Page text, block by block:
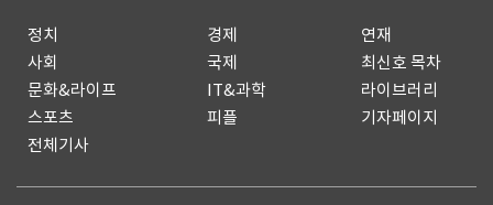
정치 경제
연재
사회
국제
최신호 목차
문화&라이프
IT&과학
라이브러리
스포츠
피플
기자페이지
전체기사